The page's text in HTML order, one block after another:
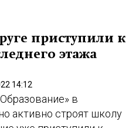
приступили к
этажа
14:12
в
активно строят школу